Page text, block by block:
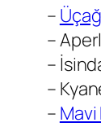
–
–
–
–
–